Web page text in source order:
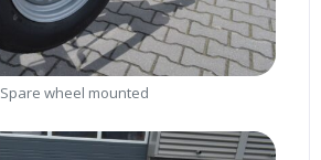
Spare wheel mounted